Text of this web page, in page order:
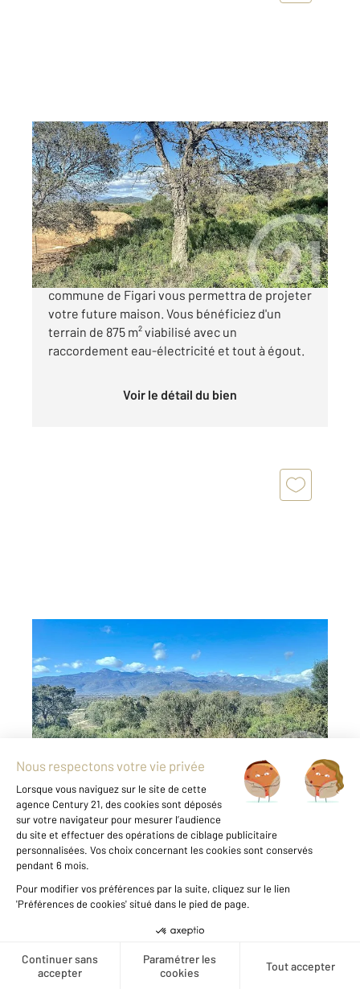
Créer une alerte
PORTO VECCHIO 201
875 m2
Ref : 712
Terrain à vendre
234 000 €
Cette jolie vue montagne située sur la
commune de Figari vous permettra de projeter
votre future maison. Vous bénéficiez d'un
terrain de 875 m² viabilisé avec un
raccordement eau-électricité et tout à égout.
Voir le détail du bien
PORTO VECCHIO 201
875 m
Ref : 711
Terrain à vendre
234 000 €
Situé sur la commune de Figari et offrant une
jolie vue montagne; nous vous proposons ce
terrain à bâtir, d'une surface de 875 m², à 10
minutes de la mer et 3 minutes des
commerces. La parcelle est entièrement ...
Voir le détail du bien